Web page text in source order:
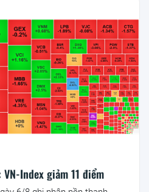
Index giảm 11 điểm